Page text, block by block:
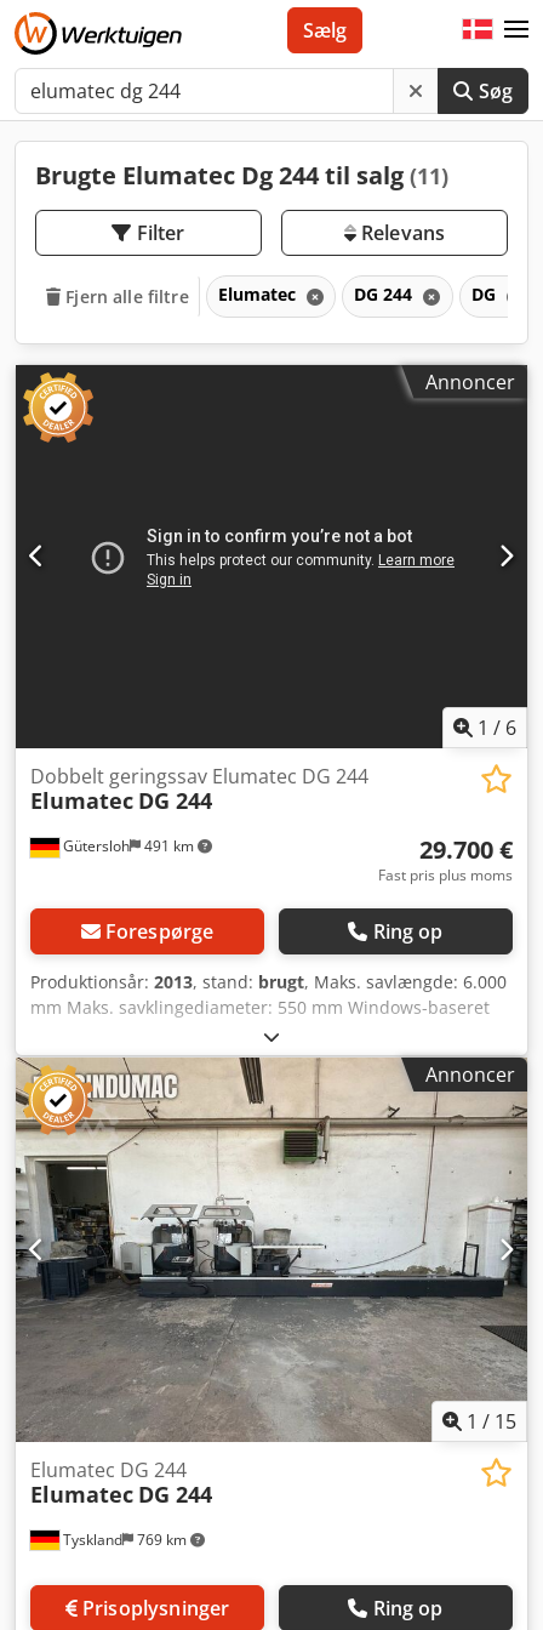
Søg
Sælg
Brugte Elumatec Dg 244 til salg (11)
Filter Relevans
Fjern alle filtre Elumatec DG 244 DG
Annoncer
1 / 6
Gütersloh 491 km
Dobbelt geringssav Elumatec DG 244
Elumatec DG 244
29.700 €
Fast pris plus moms
Forespørge Ring op
Produktionsår: 2013, stand: brugt, Maks. savlængde: 6.000
mm Maks. savklingediameter: 550 mm Windows-baseret
styring E 555 med berøringsskærm Svingning indvendigt
og udvendigt 22,5° - 90° - 140° Hældning af vinkler mellem
45 og 90 grader Cjdpfx Akszqbp Ejaorf Digital vinkelvisning
Medfølgende rullebane Spånsugning på begge enheder
Minimalt smøresystem Etiketprinter Maskinen leveres frit
ved lastbil
Annoncer
1 / 15
Tyskland 769 km
Elumatec DG 244
Elumatec DG 244
Prisoplysninger Ring op